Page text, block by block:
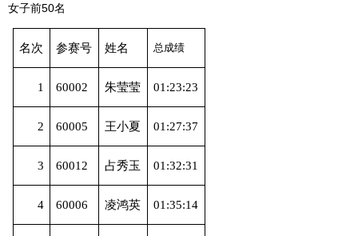
女子前50名
名次 参赛号 姓名 总成绩
1 60002 朱莹莹 01:23:23
2 60005 王小夏 01:27:37
3 60012 占秀玉 01:32:31
4 60006 凌鸿英 01:35:14